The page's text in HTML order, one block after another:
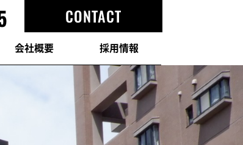
CONTACT
会社概要 採用情報